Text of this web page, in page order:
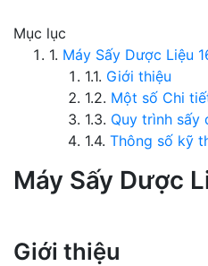
Mục lục
1. Máy Sấy Dược Liệu
1.1. Giới thiệu
1.2. Một số Chi
1.3. Quy trình sấy
1.4. Thông số kỹ
Máy Sấy Dược
Giới thiệu